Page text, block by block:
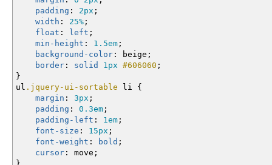
padding : 2px ;
width : 25% ;
float : left ;
min-height : 1.5em ;
background-color : beige ;
border : solid 1px #606060 ;
}
ul .jquery-ui-sortable li {
margin : 3px ;
padding : 0.3em ;
padding-left : 1em ;
font-size : 15px ;
font-weight : bold ;
cursor : move ;